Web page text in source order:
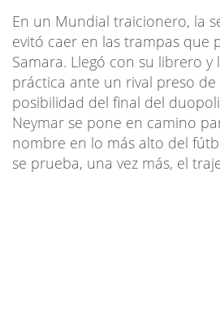
En un Mundial traicionero, la
evitó caer en las trampas que
Samara. Llegó con su librero
práctica ante un rival preso de
posibilidad del final del
Neymar se pone en camino
nombre en lo más alto del
se prueba, una vez más, el